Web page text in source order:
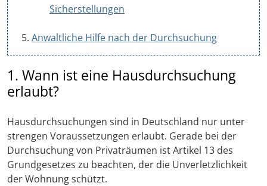
Sicherstellungen
Anwaltliche Hilfe nach der Durchsuchung
1. Wann ist eine Hausdurchsuchung
erlaubt?
Hausdurchsuchungen sind in Deutschland nur unter
strengen Voraussetzungen erlaubt. Gerade bei der
Durchsuchung von Privaträumen ist Artikel 13 des
Grundgesetzes zu beachten, der die Unverletzlichkeit
der Wohnung schützt.